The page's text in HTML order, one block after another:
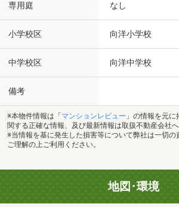
専用庭 なし
小学校区 向洋小学校
中学校区 向洋中学校
備考
※本物件情報は「 マンションレビュー 」の情報を元
関する正確な情報、及び最新情報は取扱不動産会社
※当情報を基に発生した損害等について弊社は一切の
ご理解の上ご利用ください。
地図･環境